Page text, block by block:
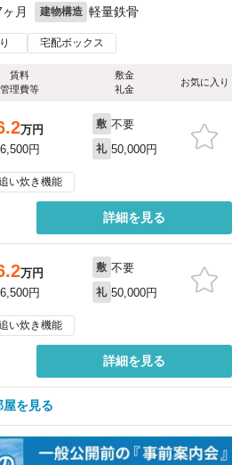
月 建物構造 軽量鉄骨
宅配ボックス
賃料
管理費等
敷金
礼金
お気に入り
万円
6,500円
敷 不要
礼 50,000円
い炊き機能
詳細を見る
万円
6,500円
敷 不要
礼 50,000円
い炊き機能
詳細を見る
を見る